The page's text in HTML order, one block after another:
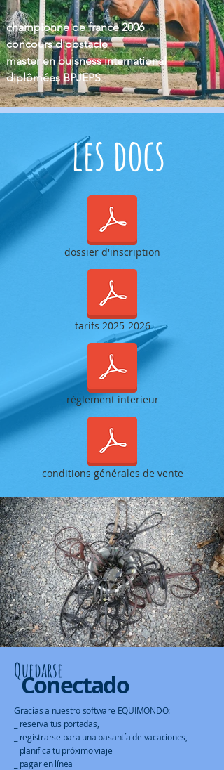
championne de france 2006
concours d'obstacle
master en buisness international
diplômées BPJEPS
les docs
dossier d'inscription
tarifs 2025-2026
réglement interieur
conditions générales de vente
Quedarse
Conectado
Gracias a nuestro software EQUIMONDO:
_ reserva tus portadas,
_ registrarse para una pasantía de vacaciones,
_ planifica tu próximo viaje
_ pagar en línea